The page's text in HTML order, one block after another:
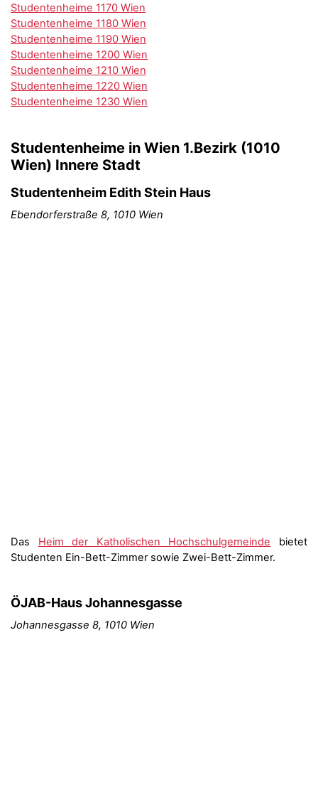
Studentenheime 1170 Wien
Studentenheime 1180 Wien
Studentenheime 1190 Wien
Studentenheime 1200 Wien
Studentenheime 1210 Wien
Studentenheime 1220 Wien
Studentenheime 1230 Wien
Studentenheime in Wien 1.Bezirk (1010
Wien) Innere Stadt
Studentenheim Edith Stein Haus
Ebendorferstraße 8, 1010 Wien
Das Heim der Katholischen Hochschulgemeinde bietet
Studenten Ein-Bett-Zimmer sowie Zwei-Bett-Zimmer.
ÖJAB-Haus Johannesgasse
Johannesgasse 8, 1010 Wien